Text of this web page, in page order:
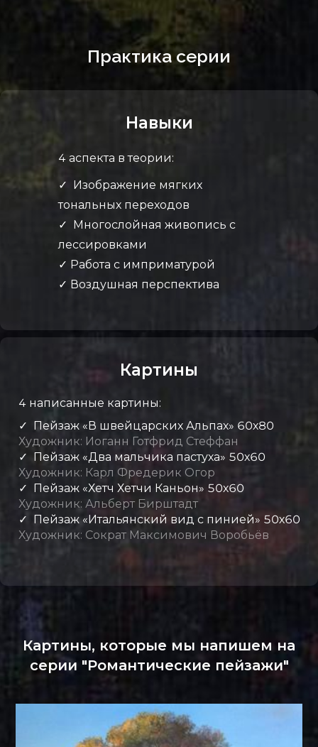
Практика серии
Навыки
4 аспекта в теории:
✓ Изображение мягких
тональных переходов
✓ Многослойная живопись с
лессировками
✓ Работа с имприматурой
✓ Воздушная перспектива
Картины
4 написанные картины:
✓ Пейзаж «В швейцарских Альпах» 60х80
Художник: Иоганн Готфрид Стеффан
✓ Пейзаж «Два мальчика пастуха» 50х60
Художник: Карл Фредерик Огор
✓ Пейзаж «Хетч Хетчи Каньон» 50х60
Художник: Альберт Бирштадт
✓ Пейзаж «Итальянский вид с пинией» 50х60
Художник: Сократ Максимович Воробьёв
Картины, которые мы напишем на
серии "Романтические пейзажи"